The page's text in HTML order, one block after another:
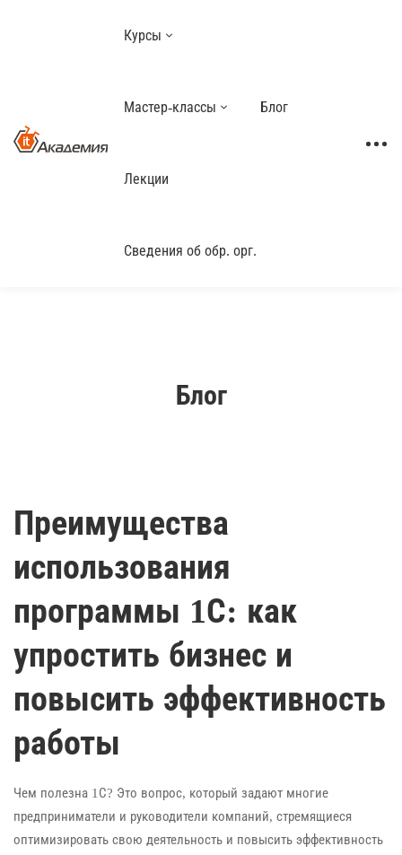
Курсы
Мастер-классы Блог
Лекции
Сведения об обр. орг.
Блог
Преимущества
использования
программы 1С: как
упростить бизнес и
повысить эффективность
работы
Чем полезна 1С? Это вопрос, который задают многие
предприниматели и руководители компаний, стремящиеся
оптимизировать свою деятельность и повысить эффективность